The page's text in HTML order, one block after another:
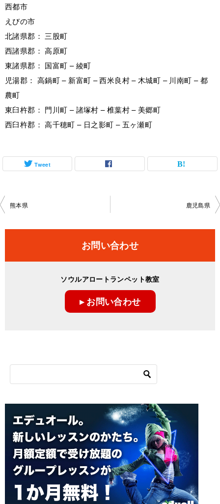
西都市
えびの市
北諸県郡： 三股町
西諸県郡： 高原町
東諸県郡： 国富町 – 綾町
児湯郡： 高鍋町 – 新富町 – 西米良村 – 木城町 – 川南町 – 都
農町
東臼杵郡： 門川町 – 諸塚村 – 椎葉村 – 美郷町
西臼杵郡： 高千穂町 – 日之影町 – 五ヶ瀬町
Tweet
投
ビ
熊本県 鹿児島県
お問い合わせ
ソウルアロートランペット教室
▸ お問い合わせ